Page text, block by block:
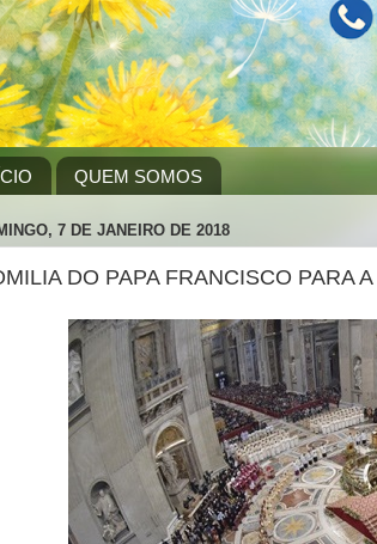
QUEM SOMOS
7 DE JANEIRO DE 2018
DO PAPA FRANCISCO PARA